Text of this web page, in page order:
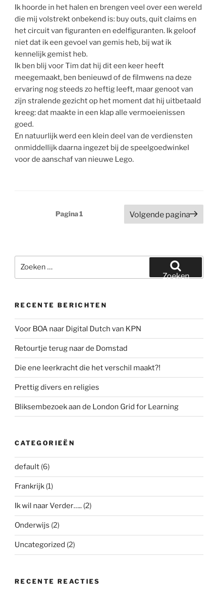
Ik hoorde in het halen en brengen veel over een wereld
die mij volstrekt onbekend is: buy outs, quit claims en
het circuit van figuranten en edelfiguranten. Ik geloof
niet dat ik een gevoel van gemis heb, bij wat ik
kennelijk gemist heb.
Ik ben blij voor Tim dat hij dit een keer heeft
meegemaakt, ben benieuwd of de filmwens na deze
ervaring nog steeds zo heftig leeft, maar genoot van
zijn stralende gezicht op het moment dat hij uitbetaald
kreeg: dat maakte in een klap alle vermoeienissen
goed.
En natuurlijk werd een klein deel van de verdiensten
onmiddellijk daarna ingezet bij de speelgoedwinkel
voor de aanschaf van nieuwe Lego.
BerichtenPagina1 Volgende pagina
naar:
Zoeken
RECENTE BERICHTEN
Voor BOA naar Digital Dutch van KPN
Retourtje terug naar de Domstad
Die ene leerkracht die het verschil maakt?!
Prettig divers en religies
Bliksembezoek aan de London Grid for Learning
CATEGORIEËN
default (6)
Frankrijk (1)
Ik wil naar Verder….. (2)
Onderwijs (2)
Uncategorized (2)
RECENTE REACTIES